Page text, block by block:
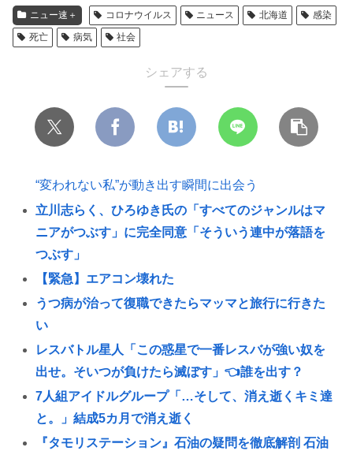
ニュー速＋ コロナウイルス ニュース 北海道
感染
死亡
病気 社会
シェアする
“変われない私”が動き出す瞬間に出会う
立川志らく、ひろゆき氏の「すべてのジャンルはマ
ニアがつぶす」に完全同意「そういう連中が落語を
つぶす」
【緊急】エアコン壊れた
うつ病が治って復職できたらマッマと旅行に行きた
い
レスバトル星人「この惑星で一番レスバが強い奴を
出せ。そいつが負けたら滅ぼす」👈誰を出す？
7人組アイドルグループ「…そして、消え逝くキミ達
と。」結成5カ月で消え逝く
『タモリステーション』石油の疑問を徹底解剖 石油